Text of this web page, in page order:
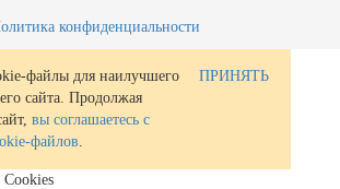
конфиденциальности
файлы для наилучшего
сайта. Продолжая
вы соглашаетесь с
файлов
ПРИНЯТЬ
Cookies